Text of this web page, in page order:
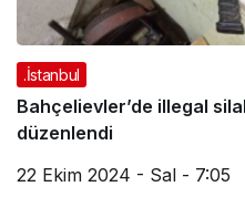
.İstanbul
Bahçelievler’de illegal
düzenlendi
22 Ekim 2024 - Sal - 7:05